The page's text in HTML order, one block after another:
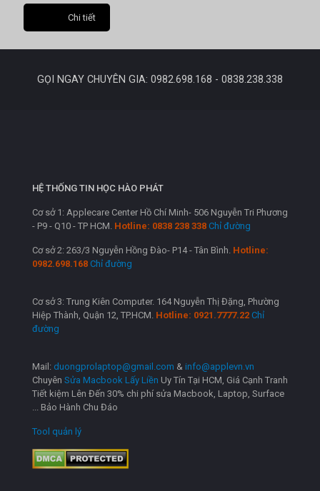
Chi tiết
GỌI NGAY CHUYÊN GIA: 0982.698.168 - 0838.238.338
HỆ THỐNG TIN HỌC HÀO PHÁT
Cơ sở 1: Applecare Center Hồ Chí Minh- 506 Nguyễn Tri Phương
- P9 - Q10 - TP HCM. Hotline: 0838 238 338 Chỉ đường
Cơ sở 2: 263/3 Nguyễn Hồng Đào- P14 - Tân Bình. Hotline:
0982.698.168 Chỉ đường
Cơ sở 3: Trung Kiên Computer. 164 Nguyễn Thị Đặng, Phường
Hiệp Thành, Quận 12, TP.HCM. Hotline: 0921.7777.22 Chỉ
đường
Mail: duongprolaptop@gmail.com & info@applevn.vn
Chuyên Sửa Macbook Lấy Liền Uy Tín Tại HCM, Giá Cạnh Tranh
Tiết kiệm Lên Đến 30% chi phí sửa Macbook, Laptop, Surface
... Bảo Hành Chu Đáo
Tool quản lý